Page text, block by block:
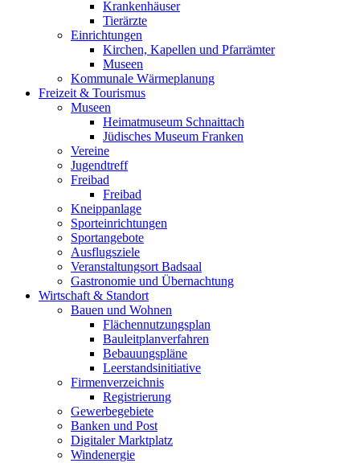
Krankenhäuser
Tierärzte
Einrichtungen
Kirchen, Kapellen und Pfarrämter
Museen
Kommunale Wärmeplanung
Freizeit & Tourismus
Museen
Heimatmuseum Schnaittach
Jüdisches Museum Franken
Vereine
Jugendtreff
Freibad
Freibad
Kneippanlage
Sporteinrichtungen
Sportangebote
Ausflugsziele
Veranstaltungsort Badsaal
Gastronomie und Übernachtung
Wirtschaft & Standort
Bauen und Wohnen
Flächennutzungsplan
Bauleitplanverfahren
Bebauungspläne
Leerstandsinitiative
Firmenverzeichnis
Registrierung
Gewerbegebiete
Banken und Post
Digitaler Marktplatz
Windenergie